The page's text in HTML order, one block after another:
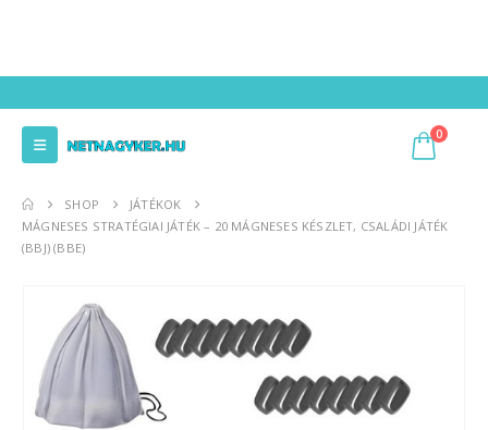
0
SHOP
JÁTÉKOK
MÁGNESES STRATÉGIAI JÁTÉK – 20 MÁGNESES KÉSZLET, CSALÁDI JÁTÉK
(BBJ) (BBE)